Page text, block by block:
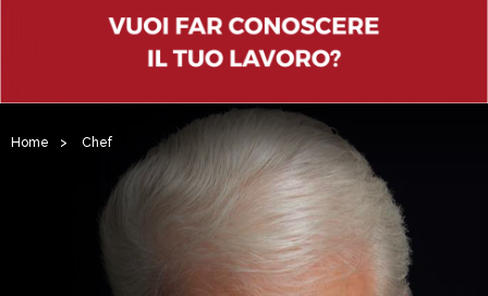
Home > Chef